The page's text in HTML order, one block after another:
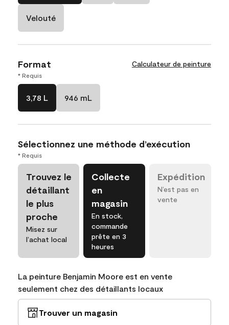
Velouté
Format Calculateur de peinture
* Requis
3,78 L 946 mL
Sélectionnez une méthode d’exécution
* Requis
Trouvez le
détaillant
le plus
proche
Misez sur
l’achat local
Collecte
en
magasin
En stock,
commande
prête en 3
heures
Expédition
N’est pas en
vente
La peinture Benjamin Moore est en vente
seulement chez des détaillants locaux
Trouver un magasin